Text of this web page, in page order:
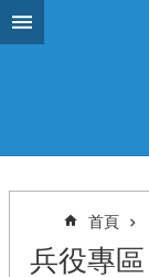
跳到主要內容區塊
首頁
兵役專區